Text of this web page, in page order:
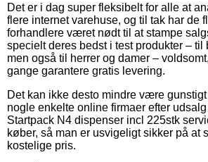
Det er i dag super fleksibelt for alle at
flere internet varehuse, og til tak har de
forhandlere været nødt til at stampe
specielt deres bedst i test produkter – til
men også til herrer og damer –
gange garantere gratis levering.
Det kan ikke desto mindre være
nogle enkelte online firmaer efter
Startpack N4 dispenser incl 225stk
køber, så man er usvigeligt sikker på at
kostelige pris.